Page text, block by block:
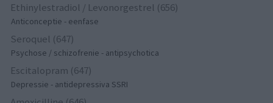
Ethinylestradiol / Levonorgestrel (656)
Anticonceptie - eenfase
Seroquel (647)
Psychose / schizofrenie - antipsychotica
Escitalopram (647)
Depressie - antidepressiva SSRI